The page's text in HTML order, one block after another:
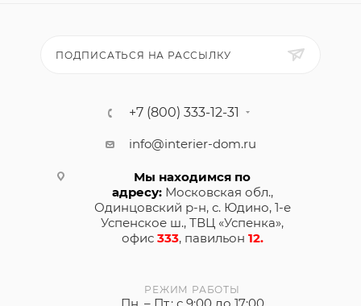
ПОДПИСАТЬСЯ НА РАССЫЛКУ
+7 (800) 333-12-31
info@interier-dom.ru
Мы находимся по
адресу:Московская обл.,
Одинцовский р-н, с. Юдино, 1-е
Успенское ш., ТВЦ «Успенка»,
офис 333, павильон 12.
РЕЖИМ РАБОТЫ